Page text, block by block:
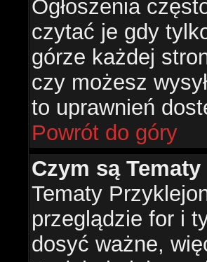
Ogłoszenia
czytać je gdy
górze każdej
czy możesz
to uprawnień
Powrót do góry
Czym są
Tematy
przeglądzie for i
dosyć ważne,